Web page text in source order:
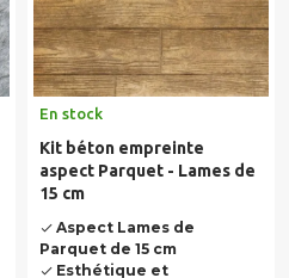
En stock
Kit béton empreinte
aspect Parquet - Lames de
15 cm
done Aspect Lames de
Parquet de 15 cm
done Esthétique et